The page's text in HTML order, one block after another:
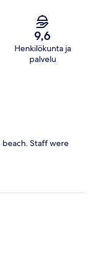
9,6
Henkilökunta ja
palvelu
Staff were